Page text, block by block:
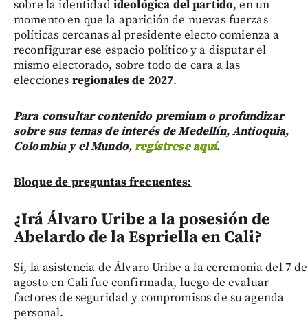
sobre la identidadideológica del partido, en un
momento en que la aparición de nuevas fuerzas
políticas cercanas al presidente electo comienza a
reconfigurar ese espacio político y a disputar el
mismo electorado, sobre todo de cara a las
elecciones regionales de 2027.
Para consultar contenido premium o profundizar
sobre sus temas de interés de Medellín, Antioquia,
Colombia y el Mundo,regístrese aquí.
Bloque de preguntas frecuentes:
¿Irá Álvaro Uribe a la posesión de
Abelardo de la Espriella en Cali?
Sí, la asistencia de Álvaro Uribe a la ceremonia del 7 de
agosto en Cali fue confirmada, luego de evaluar
factores de seguridad y compromisos de su agenda
personal.